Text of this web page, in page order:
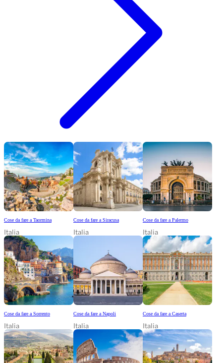
Cose da fare a Taormina
Italia
Cose da fare a Siracusa
Italia
Cose da fare a Palermo
Italia
Cose da fare a Sorrento
Italia
Cose da fare a Napoli
Italia
Cose da fare a Caserta
Italia